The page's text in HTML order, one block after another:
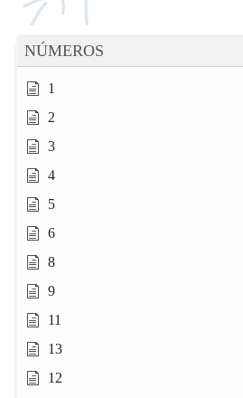
NÚMEROS
1
2
3
4
5
6
8
9
11
13
12